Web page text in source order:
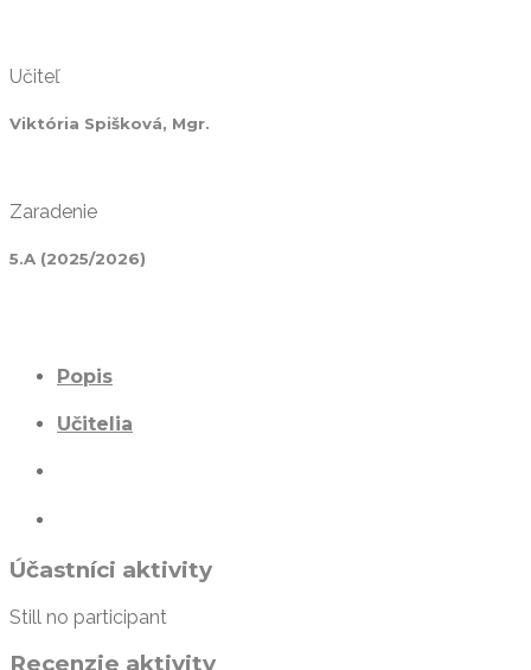
Učiteľ
Viktória Spišková, Mgr.
Zaradenie
5.A (2025/2026)
Popis
Učitelia
Účastníci aktivity
Still no participant
Recenzie aktivity